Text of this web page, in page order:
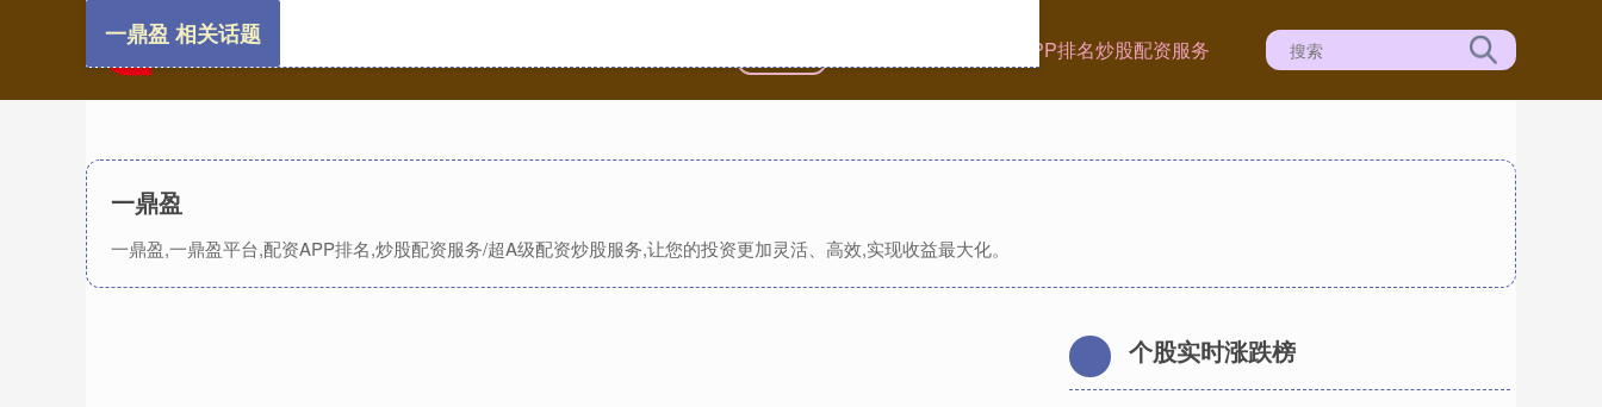
配资APP排名炒股配资服务
一鼎盈
一鼎盈,一鼎盈平台,配资APP排名,炒股配资服务/超A级配资炒股服务,让您的投资更加灵活、高效,实现收益最大化。
一鼎盈 相关话题
个股实时涨跌榜